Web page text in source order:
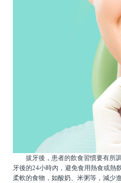
拔牙後，患者的飲食習慣要有所調
牙後的24小時內，避免食用熱食或熱
柔軟的食物，如酸奶、米粥等，減少